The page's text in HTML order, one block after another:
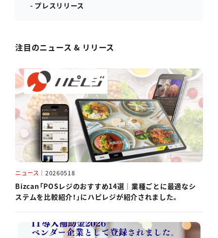
- プレスリリース
注目のニュース & リリース
ニュース ｜ 20260518
Bizcan「POSレジのおすすめ14選｜業種ごとに最適なシ
ステムを比較紹介！」にハピレジが紹介されました。